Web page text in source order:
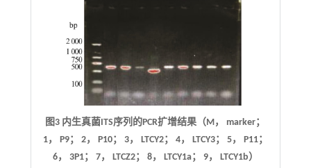
图3 内生真菌ITS序列的PCR扩增结果（M， marker；
1， P9； 2， P10； 3， LTCY2； 4， LTCY3； 5， P11；
6， 3P1； 7， LTCZ2； 8， LTCY1a； 9， LTCY1b）